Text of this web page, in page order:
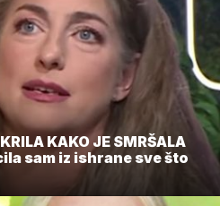
KAKO JE SMRŠALA
sam iz ishrane sve što